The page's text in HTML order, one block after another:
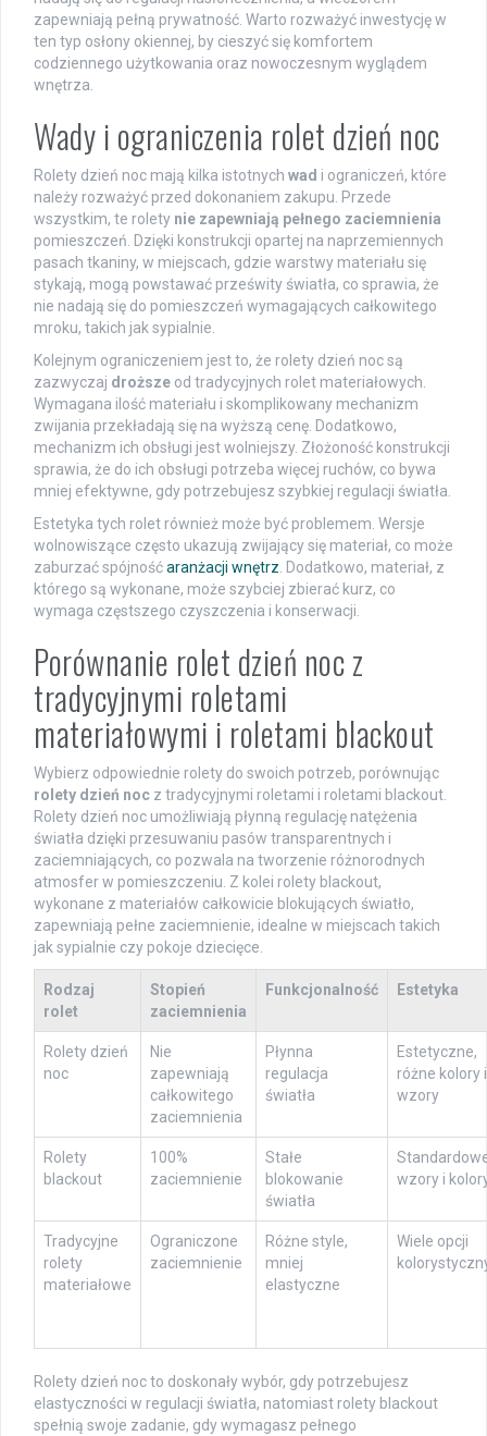
zapewniają pełną prywatność. Warto rozważyć inwestycję w
ten typ osłony okiennej, by cieszyć się komfortem
codziennego użytkowania oraz nowoczesnym wyglądem
wnętrza.
Wady i ograniczenia rolet dzień noc
Rolety dzień noc mają kilka istotnych wad i ograniczeń, które
należy rozważyć przed dokonaniem zakupu. Przede
wszystkim, te rolety nie zapewniają pełnego zaciemnienia
pomieszczeń. Dzięki konstrukcji opartej na naprzemiennych
pasach tkaniny, w miejscach, gdzie warstwy materiału się
stykają, mogą powstawać prześwity światła, co sprawia, że
nie nadają się do pomieszczeń wymagających całkowitego
mroku, takich jak sypialnie.
Kolejnym ograniczeniem jest to, że rolety dzień noc są
zazwyczaj droższe od tradycyjnych rolet materiałowych.
Wymagana ilość materiału i skomplikowany mechanizm
zwijania przekładają się na wyższą cenę. Dodatkowo,
mechanizm ich obsługi jest wolniejszy. Złożoność konstrukcji
sprawia, że do ich obsługi potrzeba więcej ruchów, co bywa
mniej efektywne, gdy potrzebujesz szybkiej regulacji światła.
Estetyka tych rolet również może być problemem. Wersje
wolnowiszące często ukazują zwijający się materiał, co może
zaburzać spójnośćaranżacji wnętrz . Dodatkowo, materiał, z
którego są wykonane, może szybciej zbierać kurz, co
wymaga częstszego czyszczenia i konserwacji.
Porównanie rolet dzień noc z
tradycyjnymi roletami
materiałowymi i roletami blackout
Wybierz odpowiednie rolety do swoich potrzeb, porównując
rolety dzień noc z tradycyjnymi roletami i roletami blackout.
Rolety dzień noc umożliwiają płynną regulację natężenia
światła dzięki przesuwaniu pasów transparentnych i
zaciemniających, co pozwala na tworzenie różnorodnych
atmosfer w pomieszczeniu. Z kolei rolety blackout,
wykonane z materiałów całkowicie blokujących światło,
zapewniają pełne zaciemnienie, idealne w miejscach takich
jak sypialnie czy pokoje dziecięce.
Rodzaj
rolet
Stopień
zaciemnienia
Funkcjonalność Estetyka
Rolety dzień
noc
Nie
zapewniają
całkowitego
zaciemnienia
Płynna
regulacja
światła
Estetyczne,
różne kolory i
wzory
Rolety
blackout
100%
zaciemnienie
Stałe
blokowanie
światła
wzory i
Tradycyjne
rolety
materiałowe
Ograniczone
zaciemnienie
Różne style,
mniej
elastyczne
Wiele opcji
Rolety dzień noc to doskonały wybór, gdy potrzebujesz
elastyczności w regulacji światła, natomiast rolety blackout
spełnią swoje zadanie, gdy wymagasz pełnego